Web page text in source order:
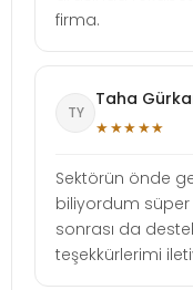
firma.
TY
Taha
★★★★★
Sektörün önde
biliyordum süper
sonrası da
teşekkürlerimi